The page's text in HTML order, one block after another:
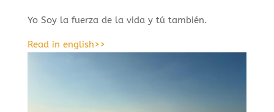
Yo Soy la fuerza de la vida y tú también.
Read in english>>